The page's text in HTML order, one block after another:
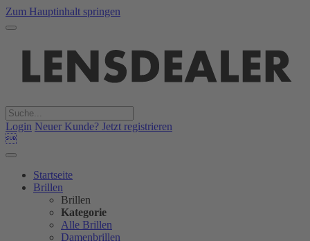
Zum Hauptinhalt springen
Login Neuer Kunde? Jetzt registrieren

Startseite
Brillen
Brillen
Kategorie
Alle Brillen
Damenbrillen